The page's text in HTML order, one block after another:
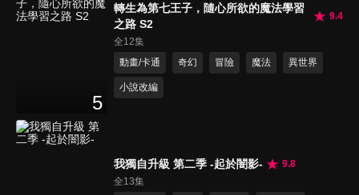
5
轉生為第七王子，隨心所欲的魔法學習
之路 S2
9.4
全12集
動畫/卡通
奇幻 冒險 魔法 異世界
小說改編
我獨自升級 第二季 -起於闇影-
9.8
全13集